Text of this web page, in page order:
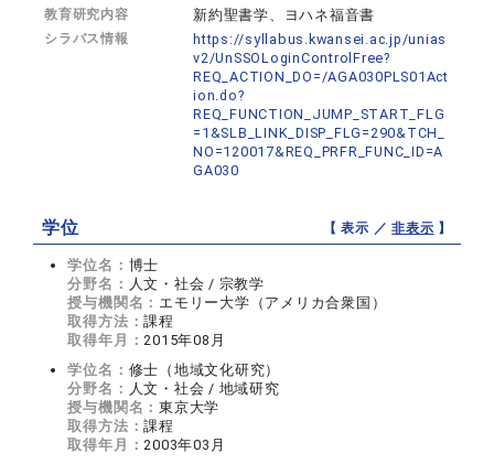
教育研究内容 新約聖書学、ヨハネ福音書
シラバス情報
https://syllabus.kwansei.ac.jp/unias
v2/UnSSOLoginControlFree?
REQ_ACTION_DO=/AGA030PLS01Act
ion.do?
REQ_FUNCTION_JUMP_START_FLG
=1&SLB_LINK_DISP_FLG=290&TCH_
NO=120017&REQ_PRFR_FUNC_ID=A
GA030
学位 【 表示 ／非表示 】
学位名： 博士
分野名： 人文・社会 / 宗教学
授与機関名： エモリー大学（アメリカ合衆国）
取得方法：課程
取得年月： 2015年08月
学位名： 修士（地域文化研究）
分野名： 人文・社会 / 地域研究
授与機関名：東京大学
取得方法：課程
取得年月： 2003年03月